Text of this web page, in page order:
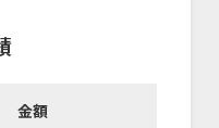
金額